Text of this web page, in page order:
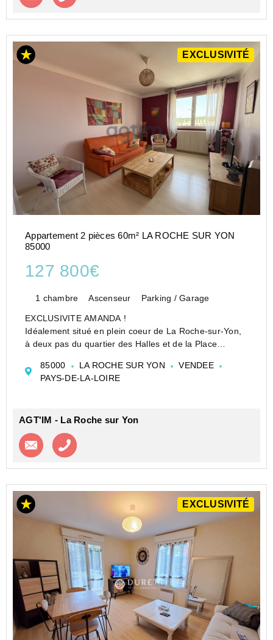
EXCLUSIVITÉ
Appartement 2 pièces 60m² LA ROCHE SUR YON
85000
127 800€
1 chambre Ascenseur Parking / Garage
EXCLUSIVITE AMANDA !
Idéalement situé en plein coeur de La Roche-sur-Yon,
à deux pas du quartier des Halles et de la Place
2 bénéficiant d'un emplacement privilégié à proximité
immédiate de toutes le...
85000 LA ROCHE SUR YON
VENDEE
PAYS-DE-LA-LOIRE
AGT'IM - La Roche sur Yon
Contacter l'agence
EXCLUSIVITÉ